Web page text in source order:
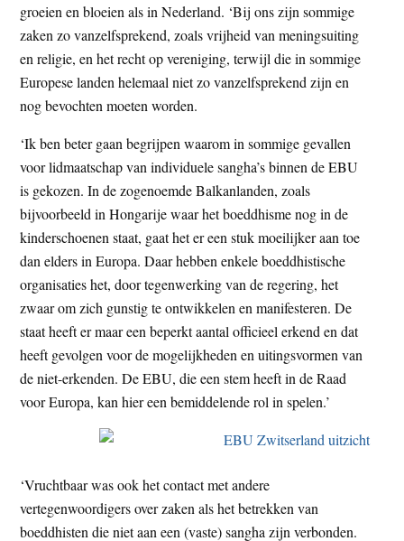
groeien en bloeien als in Nederland. ‘Bij ons zijn sommige
zaken zo vanzelfsprekend, zoals vrijheid van meningsuiting
en religie, en het recht op vereniging, terwijl die in sommige
Europese landen helemaal niet zo vanzelfsprekend zijn en
nog bevochten moeten worden.
‘Ik ben beter gaan begrijpen waarom in sommige gevallen
voor lidmaatschap van individuele sangha’s binnen de EBU
is gekozen. In de zogenoemde Balkanlanden, zoals
bijvoorbeeld in Hongarije waar het boeddhisme nog in de
kinderschoenen staat, gaat het er een stuk moeilijker aan toe
dan elders in Europa. Daar hebben enkele boeddhistische
organisaties het, door tegenwerking van de regering, het
zwaar om zich gunstig te ontwikkelen en manifesteren. De
staat heeft er maar een beperkt aantal officieel erkend en dat
heeft gevolgen voor de mogelijkheden en uitingsvormen van
de niet-erkenden. De EBU, die een stem heeft in de Raad
voor Europa, kan hier een bemiddelende rol in spelen.’
‘Vruchtbaar was ook het contact met andere
vertegenwoordigers over zaken als het betrekken van
boeddhisten die niet aan een (vaste) sangha zijn verbonden.